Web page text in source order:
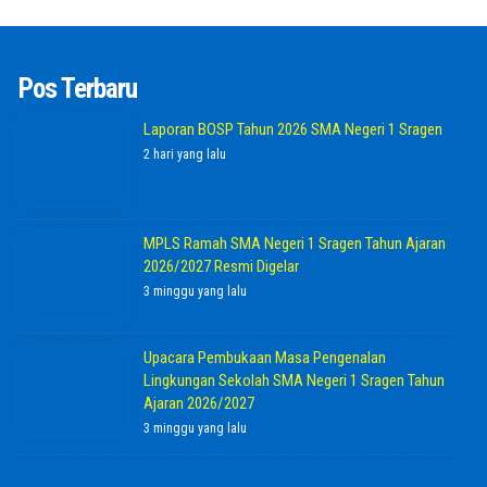
Pos Terbaru
Laporan BOSP Tahun 2026 SMA Negeri 1 Sragen
2 hari yang lalu
MPLS Ramah SMA Negeri 1 Sragen Tahun Ajaran
2026/2027 Resmi Digelar
3 minggu yang lalu
Upacara Pembukaan Masa Pengenalan
Lingkungan Sekolah SMA Negeri 1 Sragen Tahun
Ajaran 2026/2027
3 minggu yang lalu